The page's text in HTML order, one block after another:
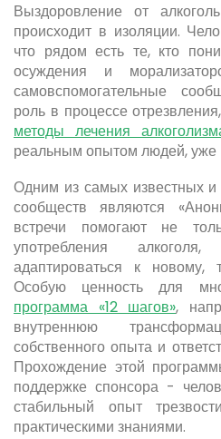
Выздоровление от
происходит в изоляции.
что рядом есть те, кто
осуждения и
самовспомогательные
роль в процессе
методы лечения
реальным опытом людей, уже
Одним из самых известных и
сообществ являются
встречи помогают не
употребления
адаптироваться к новому,
Особую ценность для
программа «12 шагов»,
внутреннюю
собственного опыта и
Прохождение этой
поддержке спонсора -
стабильный опыт
практическими знаниями.